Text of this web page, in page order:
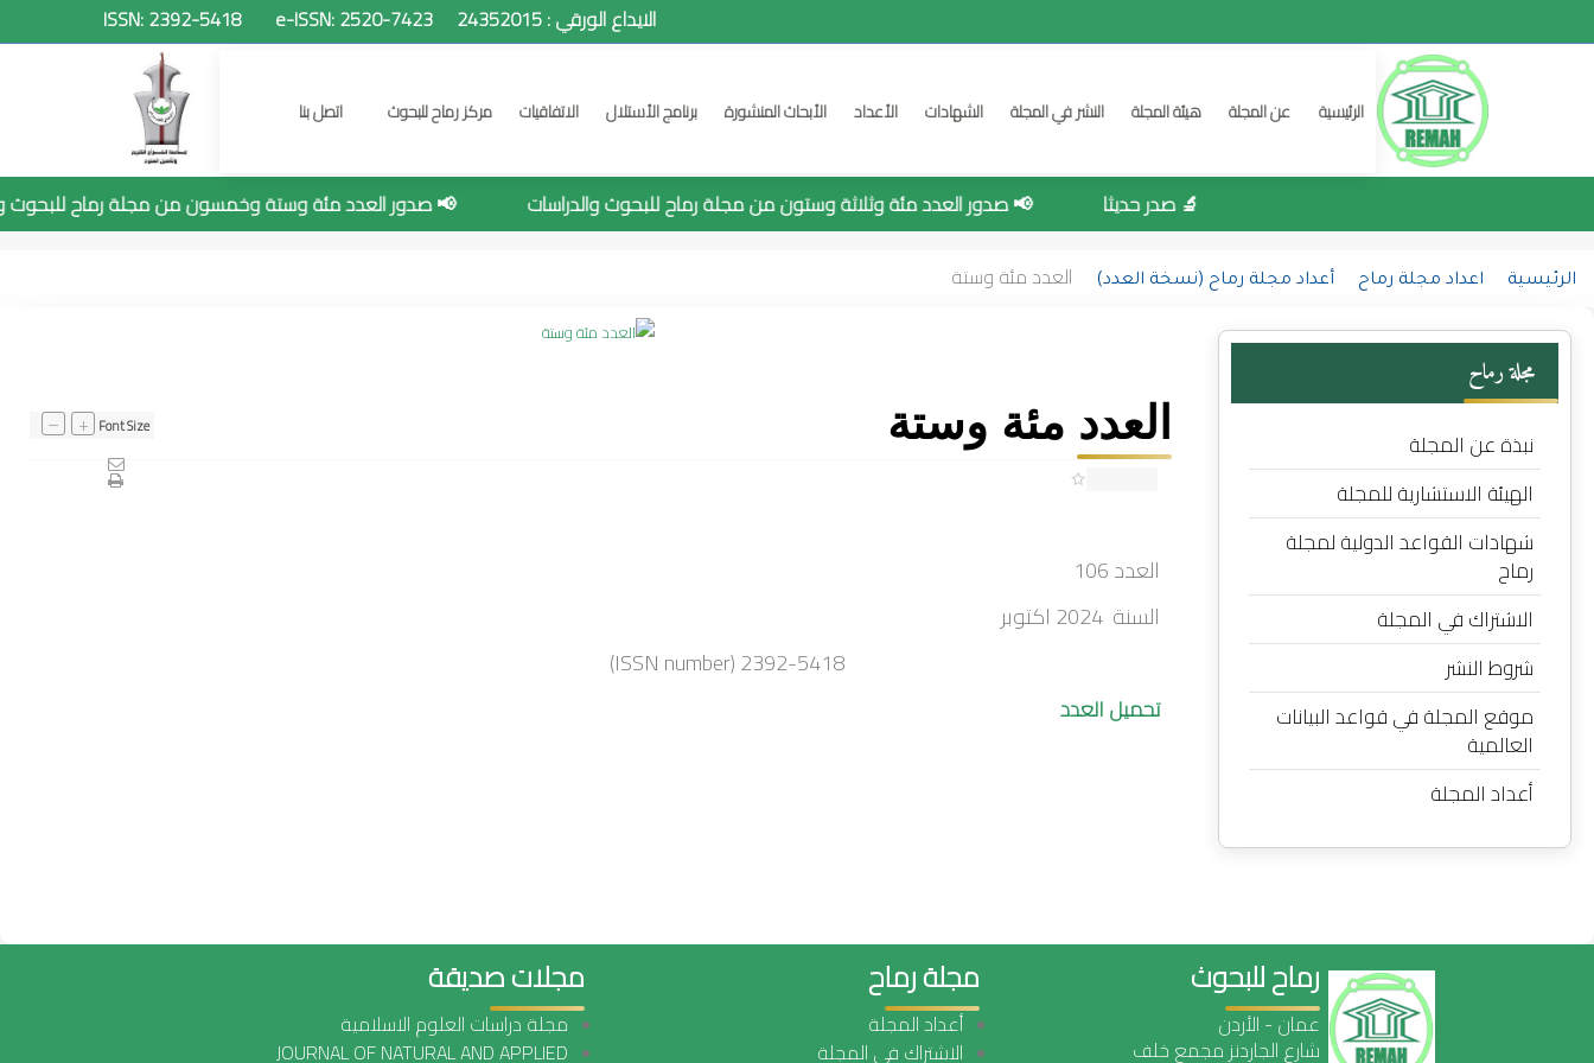
ISSN: 2392-5418 e-ISSN: 2520-7423 الايداع الورقي : 24352015
الرئيسية عن المجلة هيئة المجلة النشر في المجلة الشهادات الأعداد الأبحاث المنشورة برنامج الأستلال الاتفاقيات مركز رماح للبحوث اتصل بنا
🔬 صدر حديثا 📢 صدور العدد مئة وثلاثة وستون من مجلة رماح للبحوث والدراسات 📢 صدور العدد مئة وستة وخمسون من مجلة رماح للبحوث
الرئيسية اعداد مجلة رماح أعداد مجلة رماح (نسخة العدد) العدد مئة وستة
مجلة رماح
نبذة عن المجلة
الهيئة الاستشارية للمجلة
شهادات القواعد الدولية لمجلة
رماح
الاشتراك في المجلة
شروط النشر
موقع المجلة في قواعد البيانات
العالمية
أعداد المجلة
العدد مئة وستة Font Size
+
–
العدد 106
السنة 2024 اكتوبر
(ISSN number) 2392-5418
تحميل العدد
رماح للبحوث
عمان - الأردن
شارع الجاردنز مجمع خلف
مجلة رماح
أعداد المجلة
الاشتراك في المجلة
مجلات صديقة
مجلة دراسات العلوم الاسلامية
JOURNAL OF NATURAL AND APPLIED